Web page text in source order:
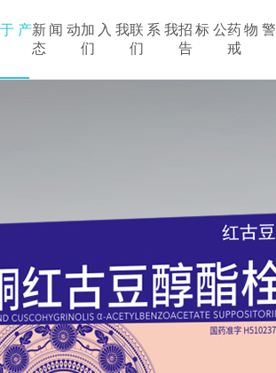
产新闻动
态
加入我
们
联系我
们
招标公
告
药物警
戒